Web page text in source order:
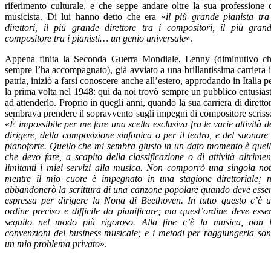
riferimento culturale, e che seppe andare oltre la sua professione
musicista. Di lui hanno detto che era «il più grande pianista
direttori, il più grande direttore tra i compositori, il più
compositore tra i pianisti… un genio universale».
Appena finita la Seconda Guerra Mondiale, Lenny (diminutivo
sempre l’ha accompagnato), già avviato a una brillantissima carriera
patria, iniziò a farsi conoscere anche all’estero, approdando in Italia
la prima volta nel 1948: qui da noi trovò sempre un pubblico
ad attenderlo. Proprio in quegli anni, quando la sua carriera di
sembrava prendere il sopravvento sugli impegni di compositore
«È impossibile per me fare una scelta esclusiva fra le varie attività
dirigere, della composizione sinfonica o per il teatro, e del suonare
pianoforte. Quello che mi sembra giusto in un dato momento è
che devo fare, a scapito della classificazione o di attività
limitanti i miei servizi alla musica. Non comporrò una singola
mentre il mio cuore è impegnato in una stagione direttoriale;
abbandonerò la scrittura di una canzone popolare quando deve
espressa per dirigere la Nona di Beethoven. In tutto questo c’è
ordine preciso e difficile da pianificare; ma quest’ordine deve
seguito nel modo più rigoroso. Alla fine c’è la musica, non
convenzioni del business musicale; e i metodi per raggiungerla
un mio problema privato».